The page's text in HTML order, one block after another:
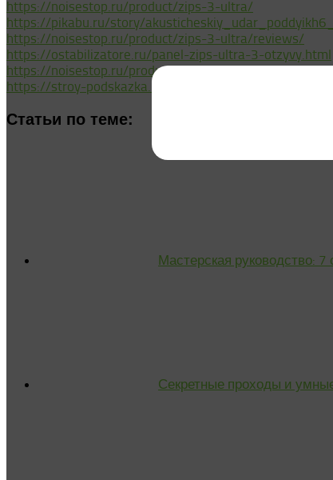
https://noisestop.ru/product/zips-3-ultra/
https://pikabu.ru/story/
https://noisestop.ru/product/zips-3-ultra/reviews/
https://ostabilizatore.ru/panel-zips-ultra-3-otzyvy.html
https://noisestop.ru/product/zips-z4-1200h600h42-
https://stroy-podskazka.ru/zvukoizolyaciya-i-
Статьи по теме:
Мастерская руководство: 7
Секретные проходы и